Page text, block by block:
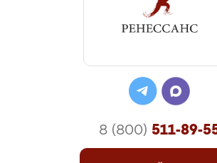
8 (800) 511-89-